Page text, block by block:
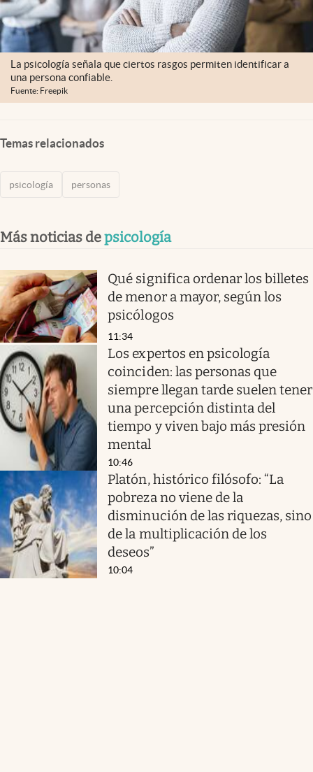
La psicología señala que ciertos rasgos permiten identificar a
una persona confiable.
Fuente: Freepik
Temas relacionados
psicología personas
Más noticias depsicología
Qué significa ordenar los billetes
de menor a mayor, según los
psicólogos
11:34
Los expertos en psicología
coinciden: las personas que
siempre llegan tarde suelen tener
una percepción distinta del
tiempo y viven bajo más presión
mental
10:46
Platón, histórico filósofo: “La
pobreza no viene de la
disminución de las riquezas, sino
de la multiplicación de los
deseos”
10:04